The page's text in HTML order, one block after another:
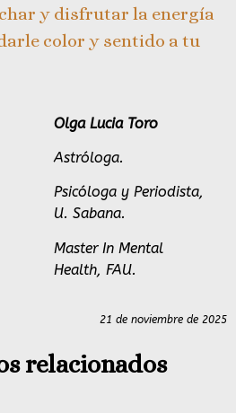
y disfrutar la energía
color y sentido a tu
Olga Lucia Toro
Astróloga.
Psicóloga y Periodista,
U. Sabana.
Master In Mental
Health, FAU.
21 de noviembre de 2025
relacionados